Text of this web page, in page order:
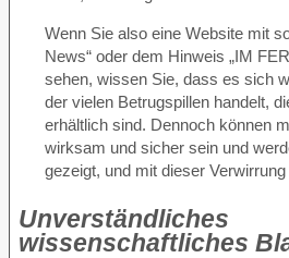
Wenn Sie also eine Website mit
News“ oder dem Hinweis „IM
sehen, wissen Sie, dass es sich
der vielen Betrugspillen handelt,
erhältlich sind. Dennoch können
wirksam und sicher sein und
gezeigt, und mit dieser
Unverständliches
wissenschaftliches